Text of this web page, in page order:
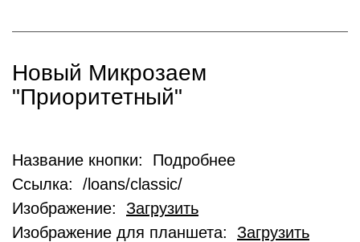
Новый Микрозаем
"Приоритетный"
Название кнопки: Подробнее
Ссылка: /loans/classic/
Изображение: Загрузить
Изображение для планшета: Загрузить